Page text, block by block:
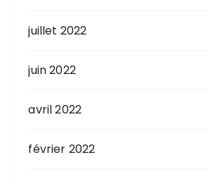
juillet 2022
juin 2022
avril 2022
février 2022